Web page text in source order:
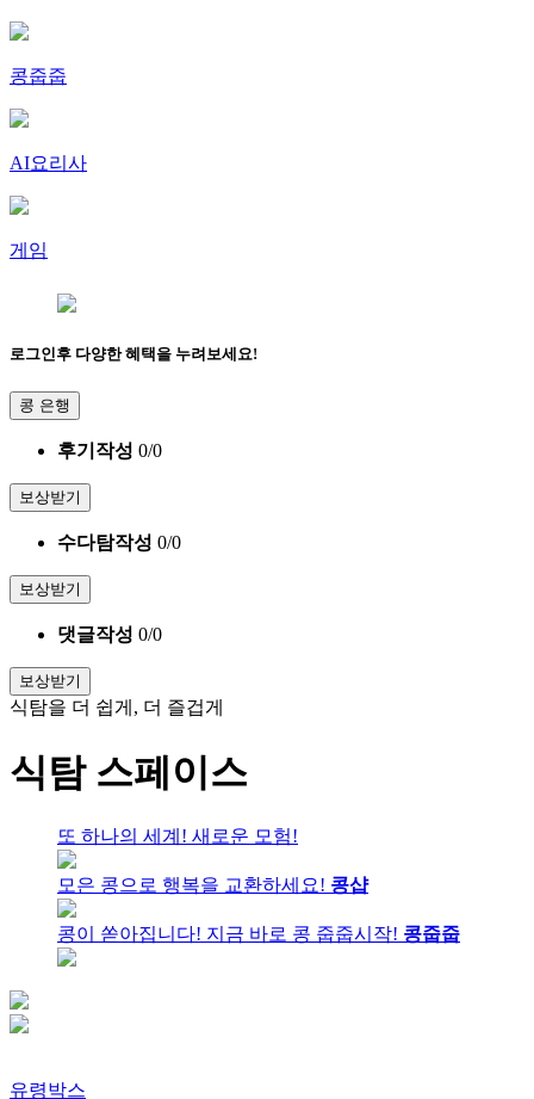
콩줍줍
AI요리사
게임
로그인후 다양한 혜택을 누려보세요!
콩 은행
후기작성 0/0
보상받기
수다탐작성 0/0
보상받기
댓글작성 0/0
보상받기
식탐을 더 쉽게, 더 즐겁게
식탐 스페이스
또 하나의 세계! 새로운 모험!
모은 콩으로 행복을 교환하세요! 콩샵
콩이 쏟아집니다! 지금 바로 콩 줍줍시작! 콩줍줍
유령박스